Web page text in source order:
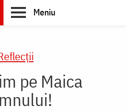
Meniu
pe Maica